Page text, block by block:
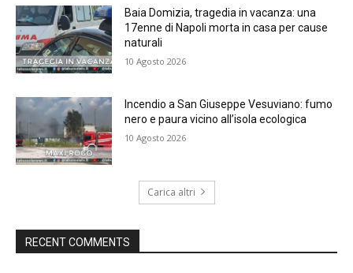
Baia Domizia, tragedia in vacanza: una
17enne di Napoli morta in casa per cause
naturali
10 Agosto 2026
Incendio a San Giuseppe Vesuviano: fumo
nero e paura vicino all’isola ecologica
10 Agosto 2026
Carica altri
RECENT COMMENTS